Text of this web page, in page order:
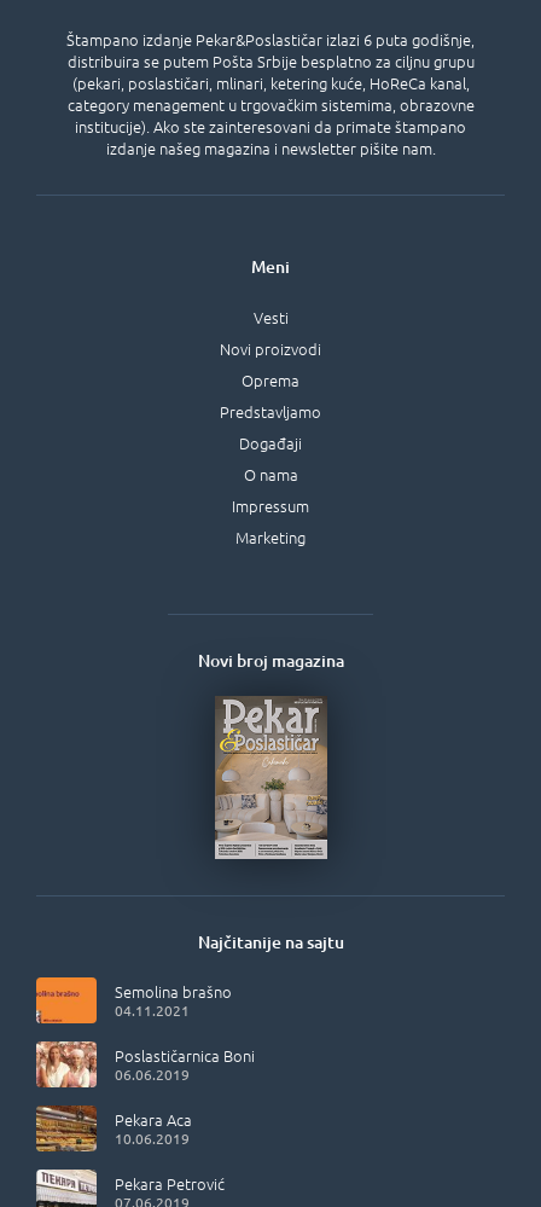
Štampano izdanje Pekar&Poslastičar izlazi 6 puta godišnje,
distribuira se putem Pošta Srbije besplatno za ciljnu grupu
(pekari, poslastičari, mlinari, ketering kuće, HoReCa kanal,
category menagement u trgovačkim sistemima, obrazovne
institucije). Ako ste zainteresovani da primate štampano
izdanje našeg magazina i newsletter pišite nam.
Meni
Vesti
Novi proizvodi
Oprema
Predstavljamo
Događaji
O nama
Impressum
Marketing
Najčitanije na sajtu
Semolina brašno
04.11.2021
Poslastičarnica Boni
06.06.2019
Pekara Aca
10.06.2019
Pekara Petrović
07.06.2019
Novi broj magazina